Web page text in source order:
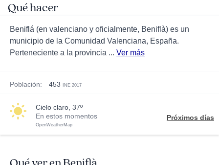
Qué hacer
Beniflá (en valenciano y oficialmente, Beniflà) es un
municipio de la Comunidad Valenciana, España.
Perteneciente a la provincia ... Ver más
Población: 453 INE 2017
cielo claro, 37º
En estos momentos
OpenWeatherMap
Próximos días